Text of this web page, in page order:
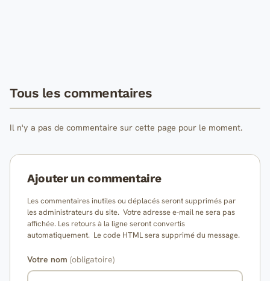
Tous les commentaires
Il n'y a pas de commentaire sur cette page pour le moment.
Ajouter un commentaire
Les commentaires inutiles ou déplacés seront supprimés par
les administrateurs du site. Votre adresse e-mail ne sera pas
affichée. Les retours à la ligne seront convertis
automatiquement. Le code HTML sera supprimé du message.
Votre nom (obligatoire)